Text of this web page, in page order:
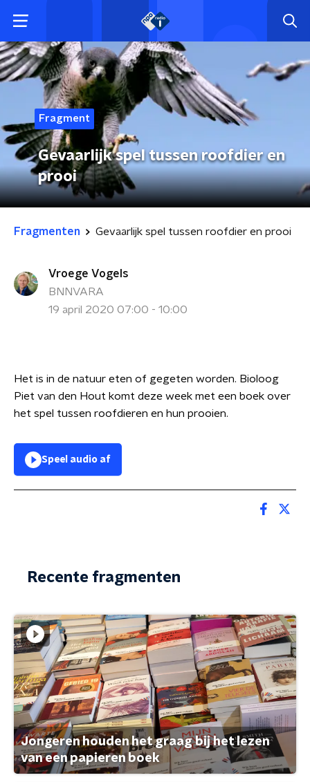
Fragment
Gevaarlijk spel tussen roofdier en
prooi
Fragmenten Gevaarlijk spel tussen roofdier en prooi
Vroege Vogels
BNNVARA
19 april 2020 07:00 - 10:00
Het is in de natuur eten of gegeten worden. Bioloog
Piet van den Hout komt deze week met een boek over
het spel tussen roofdieren en hun prooien.
Speel audio af
Recente fragmenten
Jongeren houden het graag bij het lezen
van een papieren boek